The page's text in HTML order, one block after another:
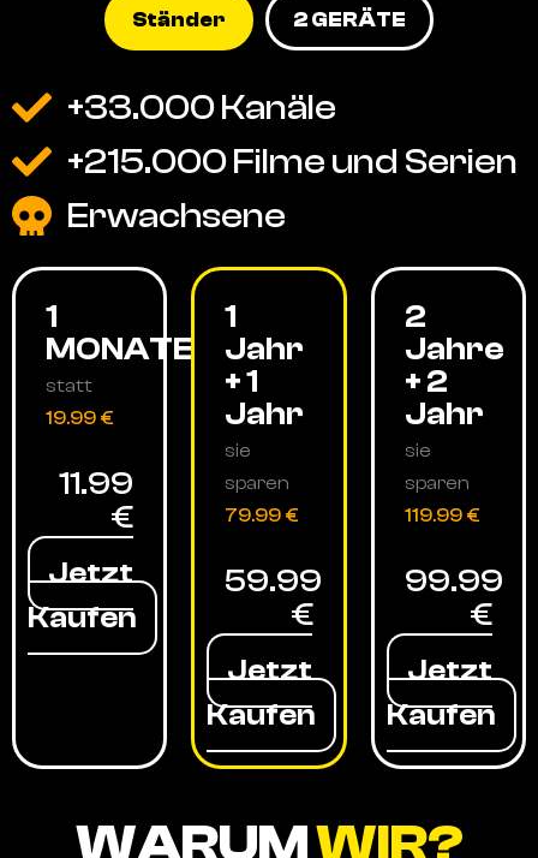
Ständer 2 GERÄTE
+33.000 Kanäle
+215.000 Filme und Serien
Erwachsene
1
MONATE
statt
19.99 €
11.99
€
Jetzt
Kaufen
1
Jahr
+ 1
Jahr
sie
sparen
79.99 €
59.99
€
Jetzt
Kaufen
2
Jahre
+ 2
Jahr
sie
sparen
119.99 €
99.99
€
Jetzt
Kaufen
WARUMWIR?